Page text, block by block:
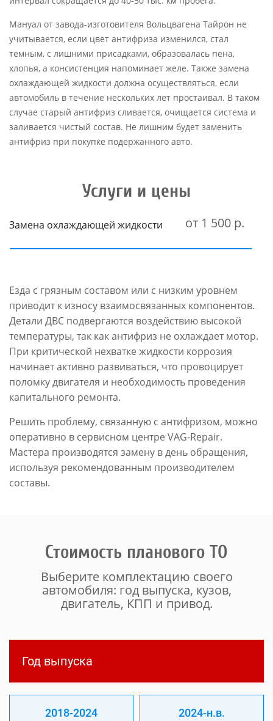
Мануал от завода-изготовителя Вольцвагена Тайрон не
учитывается, если цвет антифриза изменился, стал
темным, с лишними присадками, образовалась пена,
хлопья, а консистенция напоминает желе. Также замена
охлаждающей жидкости должна осуществляться, если
автомобиль в течение нескольких лет простаивал. В таком
случае старый антифриз сливается, очищается система и
заливается чистый состав. Не лишним будет заменить
антифриз при покупке подержанного авто.
Услуги и цены
Замена охлаждающей жидкости от 1 500 р.
Езда с грязным составом или с низким уровнем
приводит к износу взаимосвязанных компонентов.
Детали ДВС подвергаются воздействию высокой
температуры, так как антифриз не охлаждает мотор.
При критической нехватке жидкости коррозия
начинает активно развиваться, что провоцирует
поломку двигателя и необходимость проведения
капитального ремонта.
Решить проблему, связанную с антифризом, можно
оперативно в сервисном центре VAG-Repair.
Мастера производятся замену в день обращения,
используя рекомендованным производителем
составы.
Стоимость планового ТО
Выберите комплектацию своего
автомобиля: год выпуска, кузов,
двигатель, КПП и привод.
Год выпуска
2018-2024 2024-н.в.